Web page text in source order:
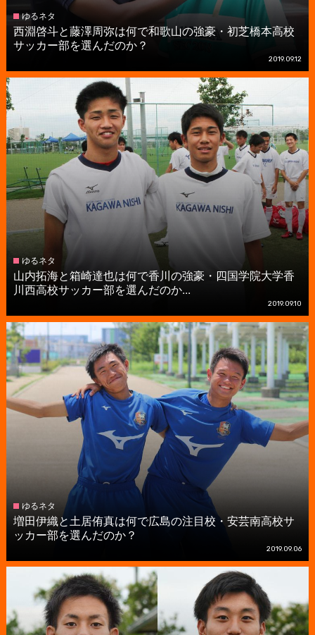
ゆるネタ
西淵啓斗と藤澤周弥は何で和歌山の強豪・初芝橋本高校
サッカー部を選んだのか？
2019.09.12
ゆるネタ
山内拓海と箱崎達也は何で香川の強豪・四国学院大学香
川西高校サッカー部を選んだのか...
2019.09.10
ゆるネタ
増田伊織と土居侑真は何で広島の注目校・安芸南高校サ
ッカー部を選んだのか？
2019.09.06